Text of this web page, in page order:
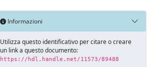
Informazioni
Utilizza questo identificativo per citare o creare
un link a questo documento:
https://hdl.handle.net/11573/89488